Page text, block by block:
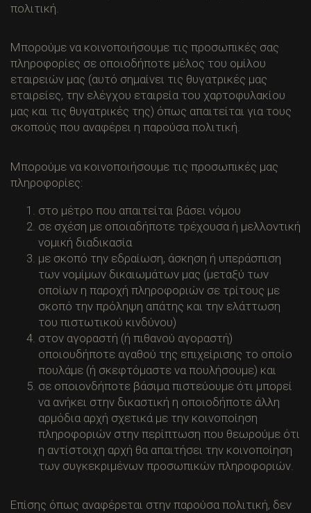
πολιτική.
Μπορούμε να κοινοποιήσουμε τις προσωπικές σας
πληροφορίες σε οποιοδήποτε μέλος του ομίλου
εταιρειών μας (αυτό σημαίνει τις θυγατρικές μας
εταιρείες, την ελέγχου εταιρεία του χαρτοφυλακίου
μας και τις θυγατρικές της) όπως απαιτείται για τους
σκοπούς που αναφέρει η παρούσα πολιτική.
Μπορούμε να κοινοποιήσουμε τις προσωπικές μας
πληροφορίες:
στο μέτρο που απαιτείται βάσει νόμου
σε σχέση με οποιαδήποτε τρέχουσα ή μελλοντική
νομική διαδικασία
με σκοπό την εδραίωση, άσκηση ή υπεράσπιση
των νομίμων δικαιωμάτων μας (μεταξύ των
οποίων η παροχή πληροφοριών σε τρίτους με
σκοπό την πρόληψη απάτης και την ελάττωση
του πιστωτικού κινδύνου)
στον αγοραστή (ή πιθανού αγοραστή)
οποιουδήποτε αγαθού της επιχείρισης το οποίο
πουλάμε (ή σκεφτόμαστε να πουλήσουμε) και
σε οποιονδήποτε βάσιμα πιστεύουμε ότι μπορεί
να ανήκει στην δικαστική η οποιοδήποτε άλλη
αρμόδια αρχή σχετικά με την κοινοποίηση
πληροφοριών στην περίπτωση που θεωρούμε ότι
η αντίστοιχη αρχή θα απαιτήσει την κοινοποίηση
των συγκεκριμένων προσωπικών πληροφοριών.
Επίσης όπως αναφέρεται στην παρούσα πολιτική, δεν